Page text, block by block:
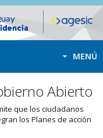
MENÚ
Abierto
que los ciudadanos
los Planes de acción